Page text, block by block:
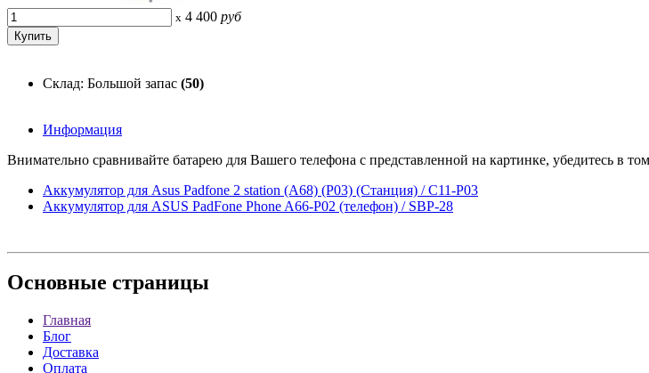
x 4 400 руб
Склад: Большой запас (50)
Информация
Внимательно сравнивайте батарею для Вашего телефона с представленной на картинке, убедитесь в
Аккумулятор для Asus Padfone 2 station (A68) (P03) (Станция) / C11-P03
Аккумулятор для ASUS PadFone Phone A66-P02 (телефон) / SBP-28
Основные страницы
Главная
Блог
Доставка
Оплата